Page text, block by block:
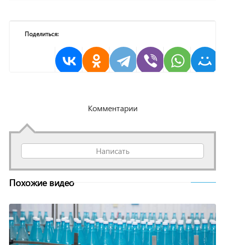
Поделиться:
Комментарии
Написать
Похожие видео